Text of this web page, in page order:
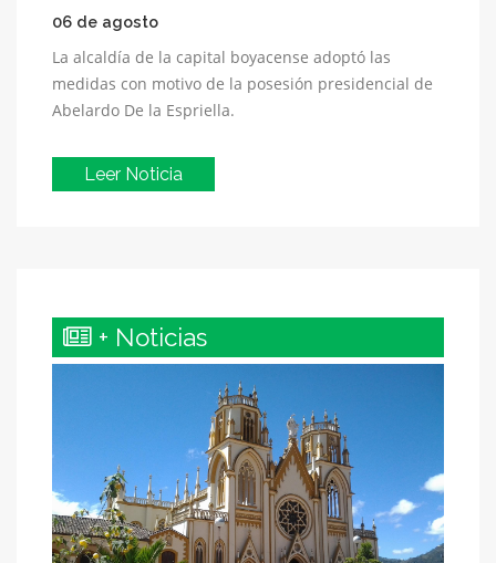
06 de agosto
La alcaldía de la capital boyacense adoptó las
medidas con motivo de la posesión presidencial de
Abelardo De la Espriella.
Leer Noticia
+ Noticias